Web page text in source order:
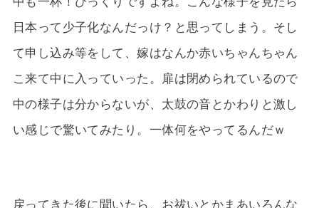
日本って少子化なんだっけ？と思ってしまう。そし
て申し込み等をして、嫁はなんか赤いちゃんちゃん
こ来て中に入っていった。扉は閉められているので
中の様子は分からないが、太鼓の音とかわりと激し
い感じで驚いてみたり。一体何をやってるんだｗ
戻ってきた後に聞いたら、お祓いとかまあいろんな